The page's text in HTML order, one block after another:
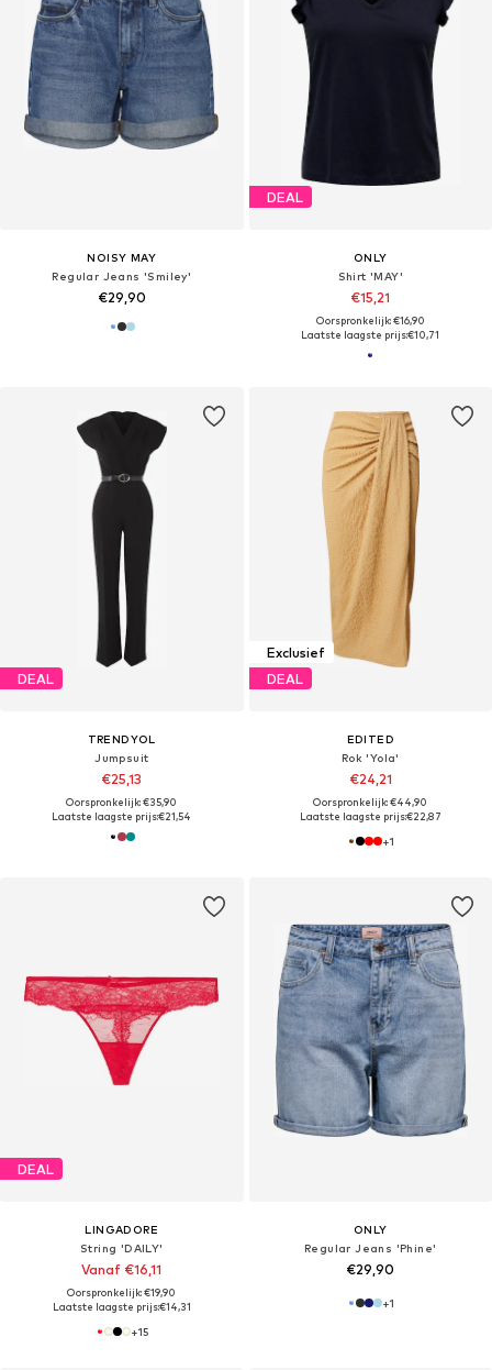
NOISY MAY
Regular Jeans 'Smiley'
€29,90
DEAL
ONLY
Shirt 'MAY'
€15,21
Oorspronkelijk: €16,90
Laatste laagste prijs:€10,71
DEAL
TRENDYOL
Jumpsuit
€25,13
Oorspronkelijk: €35,90
Laatste laagste prijs:€21,54
Exclusief
DEAL
EDITED
Rok 'Yola'
€24,21
Oorspronkelijk: €44,90
Laatste laagste prijs:€22,87
+1
DEAL
LINGADORE
String 'DAILY'
Vanaf €16,11
Oorspronkelijk: €19,90
Laatste laagste prijs:€14,31
+15
ONLY
Regular Jeans 'Phine'
€29,90
+1